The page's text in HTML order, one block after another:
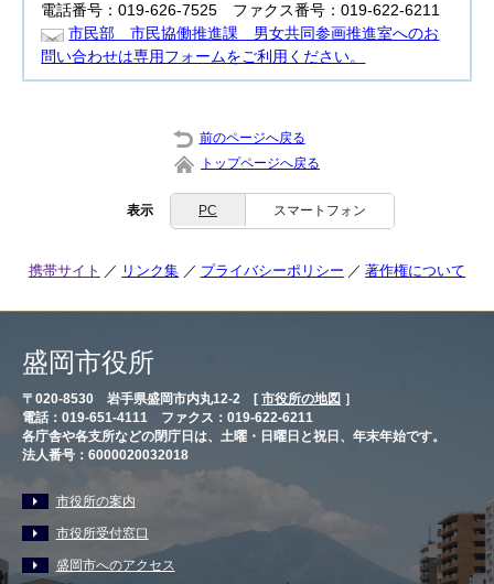
電話番号：019-626-7525 ファクス番号：019-622-6211
市民部 市民協働推進課 男女共同参画推進室へのお
問い合わせは専用フォームをご利用ください。
前のページへ戻る
トップページへ戻る
表示 PC スマートフォン
携帯サイト リンク集 プライバシーポリシー 著作権について
盛岡市役所
〒020-8530 岩手県盛岡市内丸12-2 [ 市役所の地図 ］
電話：019-651-4111 ファクス：019-622-6211
各庁舎や各支所などの閉庁日は、土曜・日曜日と祝日、年末年始です。
法人番号：6000020032018
市役所の案内
市役所受付窓口
盛岡市へのアクセス